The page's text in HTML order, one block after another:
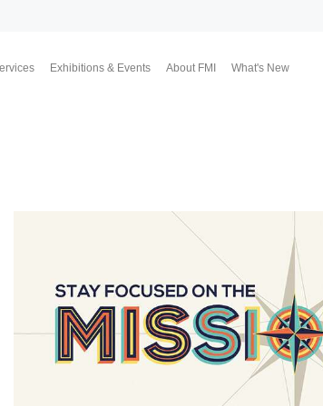
Exhibitions & Events About FMI What's New